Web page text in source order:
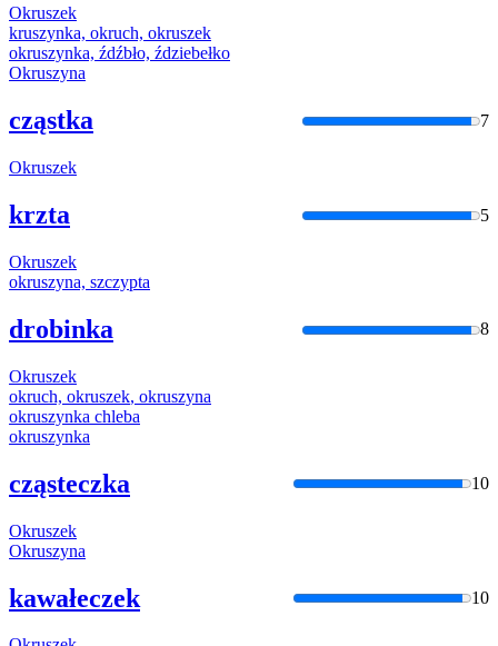
Okruszek
kruszynka, okruch, okruszek
okruszynka, źdźbło, ździebełko
Okruszyna
cząstka 7
Okruszek
krzta 5
Okruszek
okruszyna, szczypta
drobinka 8
Okruszek
okruch, okruszek, okruszyna
okruszynka chleba
okruszynka
cząsteczka 10
Okruszek
Okruszyna
kawałeczek 10